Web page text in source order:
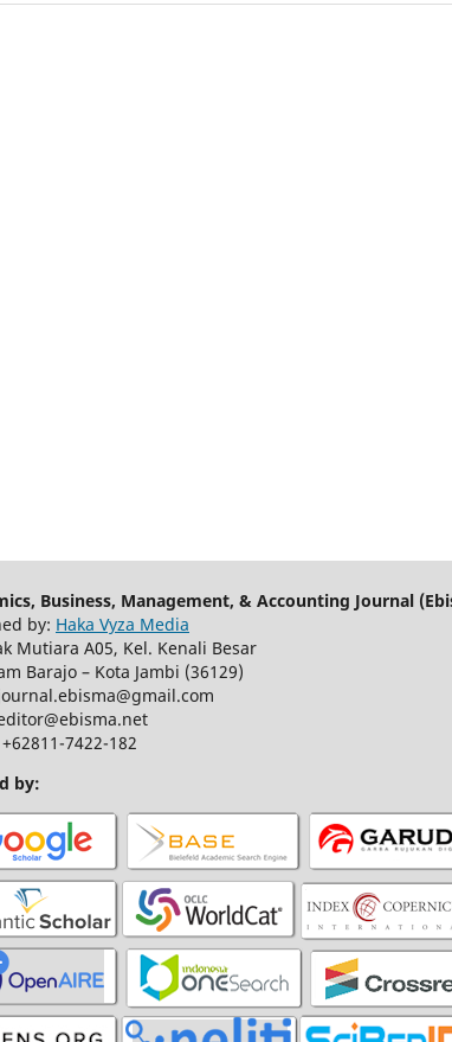
Business, Management, & Accounting Journal
by: Haka Vyza Media
Mutiara A05, Kel. Kenali Besar
Barajo – Kota Jambi (36129)
7422-182
by: